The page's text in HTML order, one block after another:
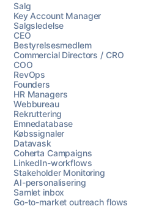
Salg
Key Account Manager
Salgsledelse
CEO
Bestyrelsesmedlem
Commercial Directors / CRO
COO
RevOps
Founders
HR Managers
Webbureau
Rekruttering
Emnedatabase
Købssignaler
Datavask
Coherta Campaigns
LinkedIn-workflows
Stakeholder Monitoring
AI-personalisering
Samlet inbox
Go-to-market outreach flows